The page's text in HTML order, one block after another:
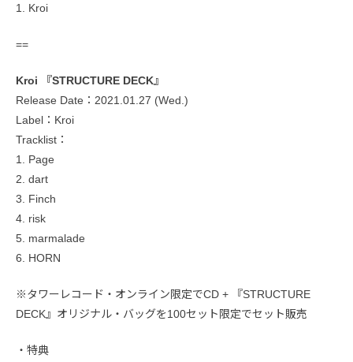
1. Kroi
==
Kroi 『STRUCTURE DECK』
Release Date：2021.01.27 (Wed.)
Label：Kroi
Tracklist：
1. Page
2. dart
3. Finch
4. risk
5. marmalade
6. HORN
※タワーレコード・オンライン限定でCD + 『STRUCTURE
DECK』オリジナル・バッグを100セット限定でセット販売
・特典